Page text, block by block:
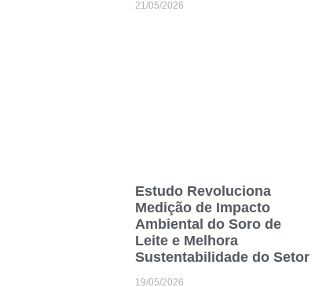
21/05/2026
Estudo Revoluciona
Medição de Impacto
Ambiental do Soro de
Leite e Melhora
Sustentabilidade do Setor
19/05/2026